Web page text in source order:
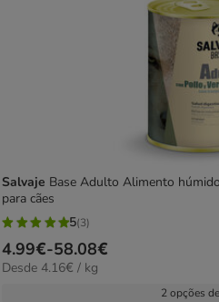
Salvaje Base Adulto Alimento
para cães
5
estrelas
com
5(3)
Preço
de
4.99€-58.08€
4.16€
Desde 4.16€ / kg
2 opções